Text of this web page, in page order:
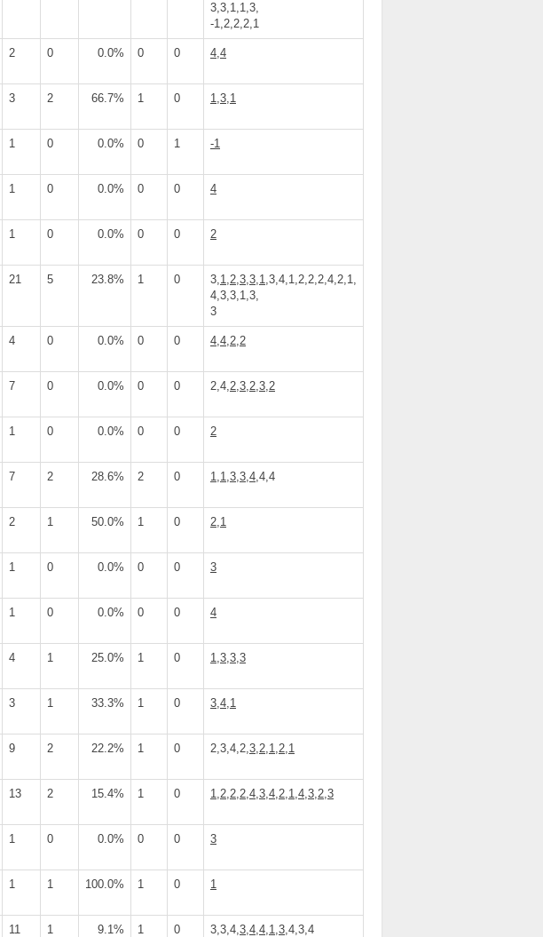
3,3,1,1,3,
-1,2,2,2,1
2 0 0.0% 0 0 4,4
3 2 66.7% 1 0 1,3,1
1 0 0.0% 0 1 -1
1 0 0.0% 0 0 4
1 0 0.0% 0 0 2
21 5 23.8% 1 0 3,1,2,3,3,1,3,4,1,2,2,2,4,2,1,
4,3,3,1,3,
3
4 0 0.0% 0 0 4,4,2,2
7 0 0.0% 0 0 2,4,2,3,2,3,2
1 0 0.0% 0 0 2
7 2 28.6% 2 0 1,1,3,3,4,4,4
2 1 50.0% 1 0 2,1
1 0 0.0% 0 0 3
1 0 0.0% 0 0 4
4 1 25.0% 1 0 1,3,3,3
3 1 33.3% 1 0 3,4,1
9 2 22.2% 1 0 2,3,4,2,3,2,1,2,1
13 2 15.4% 1 0 1,2,2,2,4,3,4,2,1,4,3,2,3
1 0 0.0% 0 0 3
1 1 100.0% 1 0 1
11 1 9.1% 1 0 3,3,4,3,4,4,1,3,4,3,4